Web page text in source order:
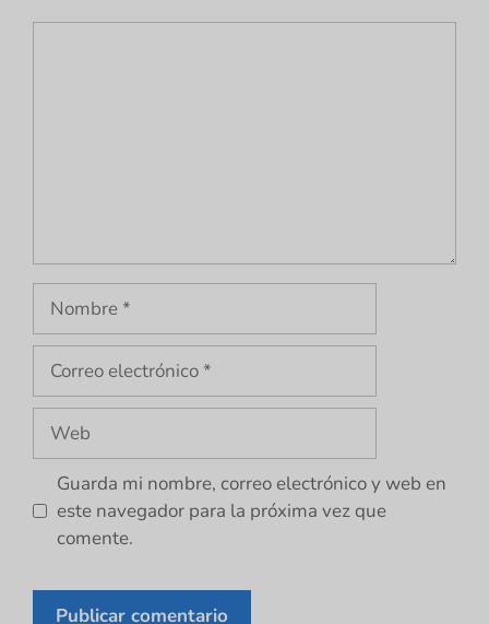
Nombre
Correo
electrónico
Web
Guarda mi nombre, correo electrónico y web en
este navegador para la próxima vez que
comente.